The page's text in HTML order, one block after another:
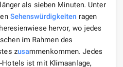
als sieben Minuten. Unter
Sehenswürdigkeiten ragen
hervor, wo jedes
im Rahmen des
zusammenkommen. Jedes
Hotels ist mit Klimaanlage,